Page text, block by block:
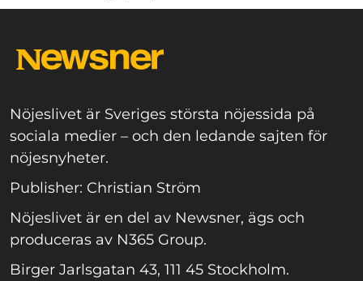
Nöjeslivet är Sveriges största nöjessida på
sociala medier – och den ledande sajten för
nöjesnyheter.
Publisher: Christian Ström
Nöjeslivet är en del av Newsner, ägs och
produceras av N365 Group.
Birger Jarlsgatan 43, 111 45 Stockholm.